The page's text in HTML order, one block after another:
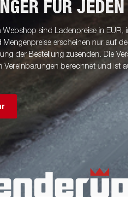
FÜR
Webshop sind Ladenpreise in EUR,
erscheinen nur auf
der Bestellung zusenden. Die
Vereinbarungen berechnet und ist